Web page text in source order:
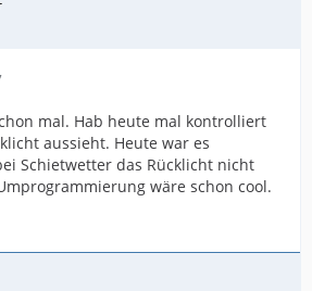
mal. Hab heute mal kontrolliert
aussieht. Heute war es
Schietwetter das Rücklicht nicht
wäre schon cool.